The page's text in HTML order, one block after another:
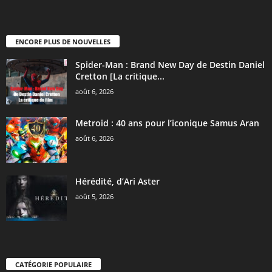
ENCORE PLUS DE NOUVELLES
Spider-Man : Brand New Day de Destin Daniel
Cretton [La critique...
août 6, 2026
Metroid : 40 ans pour l’iconique Samus Aran
août 6, 2026
Hérédité, d’Ari Aster
août 5, 2026
CATÉGORIE POPULAIRE